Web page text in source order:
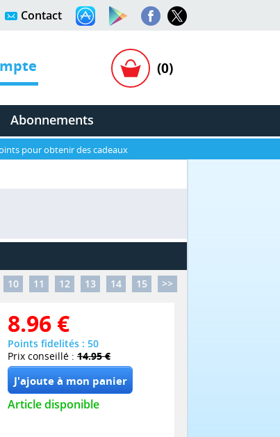
Contact
(0)
Abonnements
pour obtenir des cadeaux
10 11 12 13 14 15 >>
8.96 €
Points fidelités : 50
Prix conseillé : 14.95 €
Article disponible